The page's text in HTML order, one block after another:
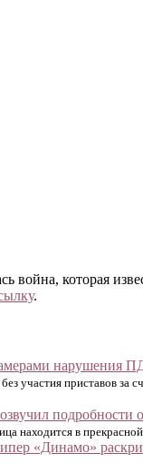
война, которая
.
участия приставов
подробности
находится в
«Динамо»